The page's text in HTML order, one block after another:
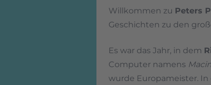
Willkommen zu Peters
Geschichten zu den
Es war das Jahr, in dem
Computer namens
wurde Europameister.